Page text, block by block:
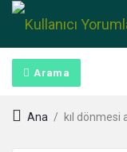
Arama
Ana / kıl dönmesi